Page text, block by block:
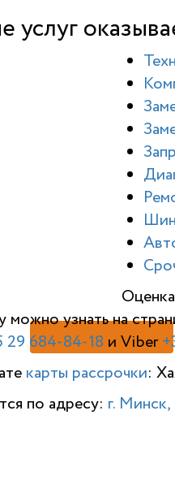
услуг
можно узнать на
29 684-84-18 и Viber
карты рассрочки:
по адресу: г. Минск,